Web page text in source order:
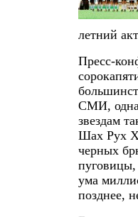
летний
Пресс-
СМИ,
звездам
Шах Рух
черных
пуговицы,
ума
позднее,